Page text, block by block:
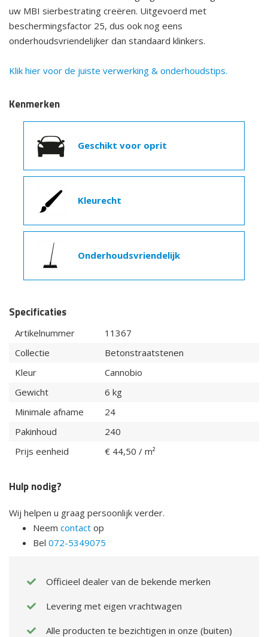
uw MBI sierbestrating creëren. Uitgevoerd met
beschermingsfactor 25, dus ook nog eens
onderhoudsvriendelijker dan standaard klinkers.
Klik hier voor de juiste verwerking & onderhoudstips.
Kenmerken
Geschikt voor oprit
Kleurecht
Onderhoudsvriendelijk
Specificaties
Artikelnummer
11367
Collectie
Betonstraatstenen
Kleur
Cannobio
Gewicht
6 kg
Minimale afname
24
Pakinhoud
240
Prijs eenheid
€ 44,50 / m²
Hulp nodig?
Wij helpen u graag persoonlijk verder.
Neem contact op
Bel 072-5349075
Officieel dealer van de bekende merken
Levering met eigen vrachtwagen
Alle producten te bezichtigen in onze (buiten)